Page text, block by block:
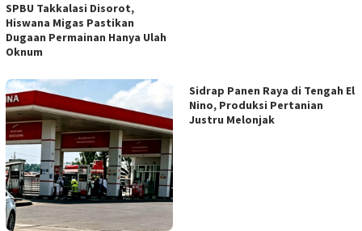
SPBU Takkalasi Disorot,
Hiswana Migas Pastikan
Dugaan Permainan Hanya Ulah
Oknum
Sidrap Panen Raya di Tengah El
Nino, Produksi Pertanian
Justru Melonjak